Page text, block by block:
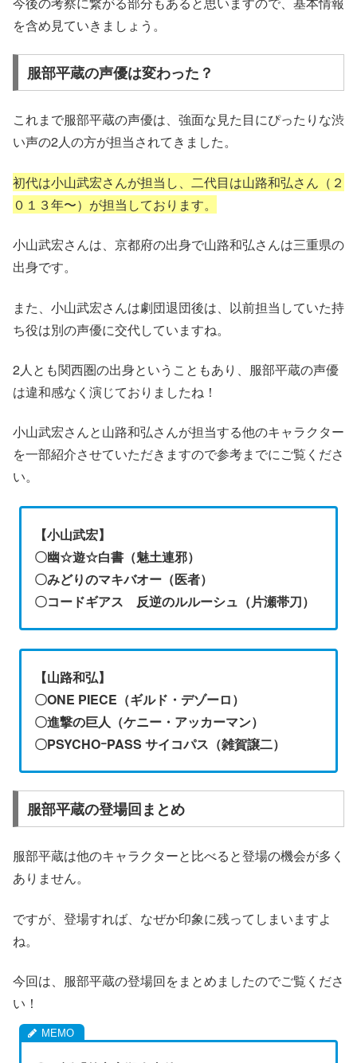
を含め見ていきましょう。
服部平蔵の声優は変わった？
これまで服部平蔵の声優は、強面な見た目にぴったりな渋
い声の2人の方が担当されてきました。
初代は小山武宏さんが担当し、二代目は山路和弘さん（２
０１３年〜）が担当しております。
小山武宏さんは、京都府の出身で山路和弘さんは三重県の
出身です。
また、小山武宏さんは劇団退団後は、以前担当していた持
ち役は別の声優に交代していますね。
2人とも関西圏の出身ということもあり、服部平蔵の声優
は違和感なく演じておりましたね！
小山武宏さんと山路和弘さんが担当する他のキャラクター
を一部紹介させていただきますので参考までにご覧くださ
い。
【小山武宏】
〇幽☆遊☆白書（魅土連邪）
〇みどりのマキバオー（医者）
〇コードギアス 反逆のルルーシュ（片瀬帯刀）
【山路和弘】
〇ONE PIECE（ギルド・デゾーロ）
〇進撃の巨人（ケニー・アッカーマン）
〇PSYCHOｰPASS サイコパス（雑賀譲二）
服部平蔵の登場回まとめ
服部平蔵は他のキャラクターと比べると登場の機会が多く
ありません。
ですが、登場すれば、なぜか印象に残ってしまいますよ
ね。
今回は、服部平蔵の登場回をまとめましたのでご覧くださ
い！